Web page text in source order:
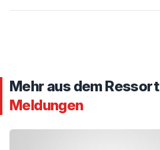
Mehr aus dem Ressort
Meldungen